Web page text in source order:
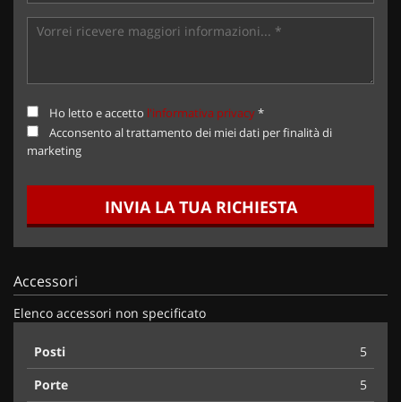
Ho letto e accetto l'informativa privacy*
Acconsento al trattamento dei miei dati per finalità di
marketing
INVIA LA TUA RICHIESTA
Accessori
Elenco accessori non specificato
Posti
5
Porte
5